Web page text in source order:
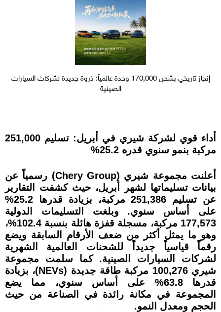
إنجاز تاريخي بشحن 170,000 وحدة عالمياً: ذروة جديدة لشركات السيارات
الصينية
أداء قوي لشركة شيري في أبريل: تسليم 251,000
مركبة بنمو سنوي قدره 25.2%
أعلنت مجموعة شيري (Chery Group) رسمياً عن
بيانات تسليماتها لشهر أبريل، حيث كشفت التقارير
عن تسليم 251,386 مركبة، بزيادة قدرها 25.2%
على أساس سنوي. وبلغت التسليمات الدولية
177,573 مركبة، مسجلة قفزة هائلة بنسبة 102.4%،
وهو ما يمثل أكثر من ضعف الأرقام السابقة ويضع
رقماً قياسياً جديداً للشحنات العالمية الشهرية
لشركات السيارات الصينية. كما سلمت مجموعة
شيري 100,276 مركبة طاقة جديدة (NEVs)، بزيادة
قدرها 63.8% على أساس سنوي، مما يضع
المجموعة في مكانة رائدة في الصناعة من حيث
الحجم ومعدل النمو.